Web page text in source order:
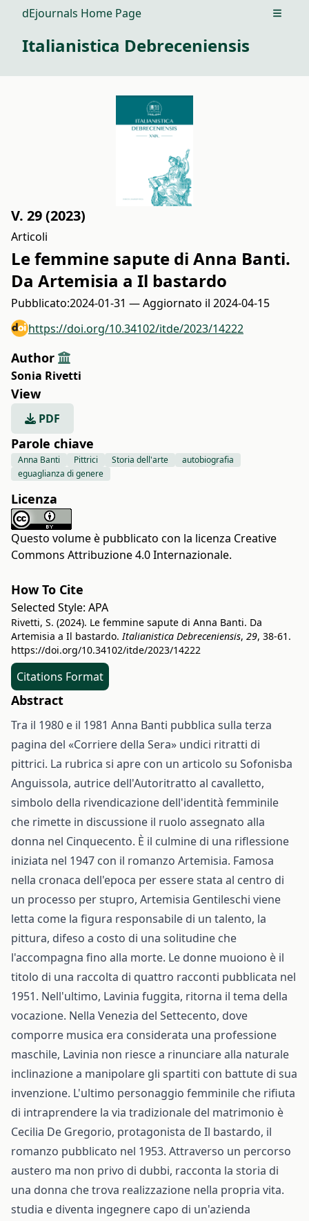
dEjournals Home Page Open
Italianistica Debreceniensis
V. 29 (2023)
Articoli
Le femmine sapute di Anna Banti.
Da Artemisia a Il bastardo
Pubblicato:2024-01-31 — Aggiornato il 2024-04-15
https://doi.org/10.34102/itde/2023/14222
Author
Sonia Rivetti
View
PDF
Parole chiave
Anna Banti Pittrici Storia dell'arte
autobiografia
eguaglianza di genere
Licenza
Questo volume è pubblicato con la licenza Creative
Commons Attribuzione 4.0 Internazionale.
How To Cite
Selected Style: APA
Rivetti, S. (2024). Le femmine sapute di Anna Banti. Da
Artemisia a Il bastardo.Italianistica Debreceniensis, 29, 38-61.
https://doi.org/10.34102/itde/2023/14222
Citations Format
Abstract
Tra il 1980 e il 1981 Anna Banti pubblica sulla terza
pagina del «Corriere della Sera» undici ritratti di
pittrici. La rubrica si apre con un articolo su Sofonisba
Anguissola, autrice dell'Autoritratto al cavalletto,
simbolo della rivendicazione dell'identità femminile
che rimette in discussione il ruolo assegnato alla
donna nel Cinquecento. È il culmine di una riflessione
iniziata nel 1947 con il romanzo Artemisia. Famosa
nella cronaca dell'epoca per essere stata al centro di
un processo per stupro, Artemisia Gentileschi viene
letta come la figura responsabile di un talento, la
pittura, difeso a costo di una solitudine che
l'accompagna fino alla morte. Le donne muoiono è il
titolo di una raccolta di quattro racconti pubblicata nel
1951. Nell'ultimo, Lavinia fuggita, ritorna il tema della
vocazione. Nella Venezia del Settecento, dove
comporre musica era considerata una professione
maschile, Lavinia non riesce a rinunciare alla naturale
inclinazione a manipolare gli spartiti con battute di sua
invenzione. L'ultimo personaggio femminile che rifiuta
di intraprendere la via tradizionale del matrimonio è
Cecilia De Gregorio, protagonista de Il bastardo, il
romanzo pubblicato nel 1953. Attraverso un percorso
austero ma non privo di dubbi, racconta la storia di
una donna che trova realizzazione nella propria vita.
studia e diventa ingegnere capo di un'azienda